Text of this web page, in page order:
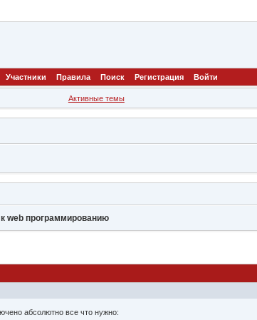
Участники Правила Поиск Регистрация Войти
Активные темы
web программированию
абсолютно все что нужно: